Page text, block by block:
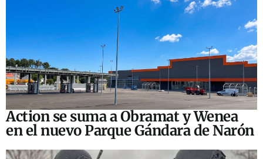
Action se suma a Obramat y Wenea
en el nuevo Parque Gándara de Narón